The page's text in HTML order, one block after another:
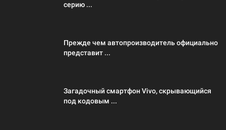
серию ...
Прежде чем автопроизводитель официально
представит ...
Загадочный смартфон Vivo, скрывающийся
под кодовым ...